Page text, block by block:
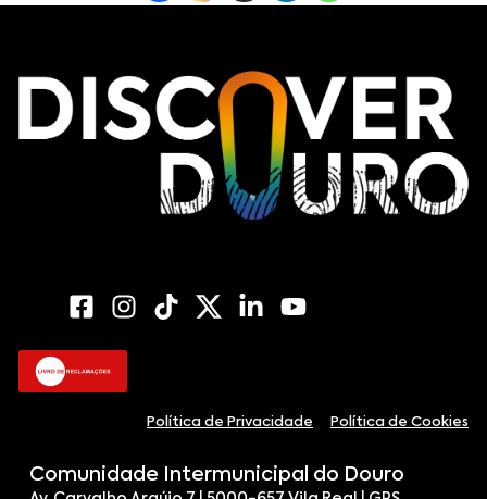
Política de Privacidade Política de Cookies
Comunidade Intermunicipal do Douro